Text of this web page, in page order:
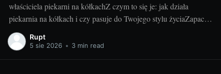
właściciela piekarni na kółkachZ czym to się je: jak działa
piekarnia na kółkach i czy pasuje do Twojego stylu życiaZapach
świeżych bułek o świcie i uśmiechy klientów, gdy otwierasz
klapę auta – za to kocha się piekarnię na kółkach. To mobilny
Rupt
5 sie 2026 • 3 min read